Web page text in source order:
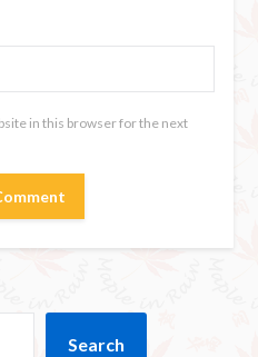
in this browser for the next
Search